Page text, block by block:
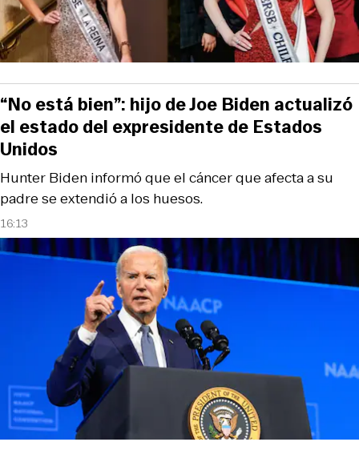
16:13
Hunter Biden informó que el cáncer que afecta a su
padre se extendió a los huesos.
“No está bien”: hijo de Joe Biden actualizó
el estado del expresidente de Estados
Unidos